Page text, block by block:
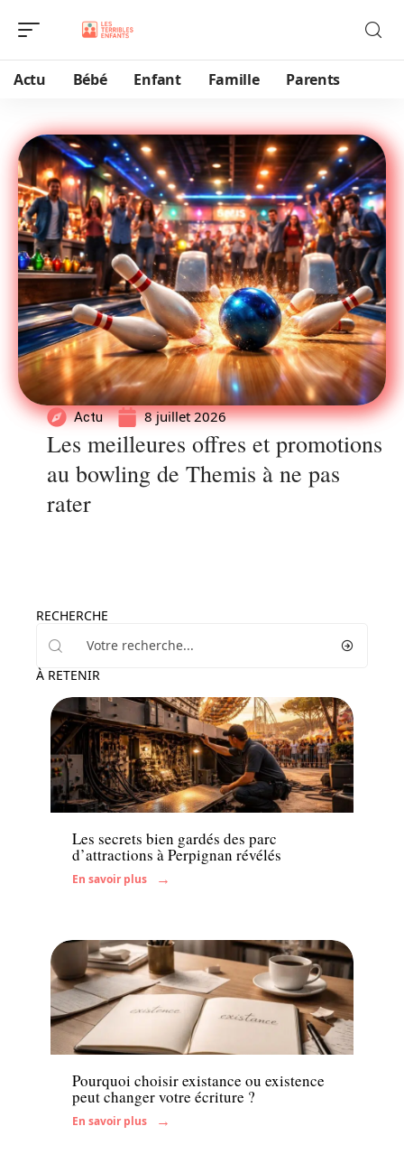
Actu Bébé Enfant Famille Parents
Actu 8 juillet 2026
Les meilleures offres et promotions
au bowling de Themis à ne pas
rater
RECHERCHE
À RETENIR
Famille
Les secrets bien gardés des parc
d’attractions à Perpignan révélés
En savoir plus
Enfant
Pourquoi choisir existance ou existence
peut changer votre écriture ?
En savoir plus